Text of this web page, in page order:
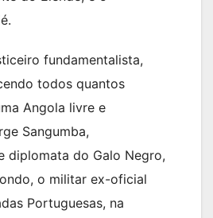
fundamentalista,
todos quantos
Angola livre e
Sangumba,
diplomata do Galo Negro,
o militar ex-oficial
Portuguesas, na